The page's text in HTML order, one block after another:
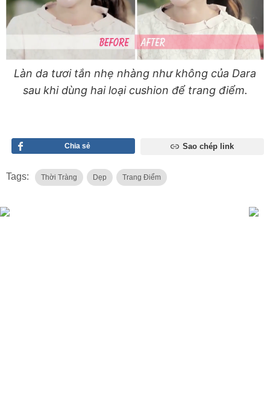
Làn da tươi tắn nhẹ nhàng như không của Dara
sau khi dùng hai loại cushion để trang điểm.
Chia sẻ Sao chép link
Tags: Thời Tràng Dẹp Trang Điểm